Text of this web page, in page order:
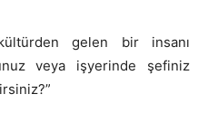
gelen bir insanı
veya işyerinde şefiniz